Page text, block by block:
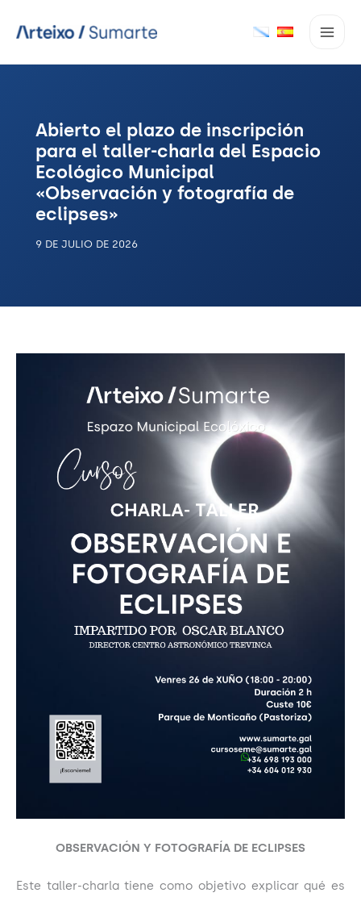
Abierto el plazo de inscripción
para el taller-charla del Espacio
Ecológico Municipal
«Observación y fotografía de
eclipses»
9 DE JULIO DE 2026
OBSERVACIÓN Y FOTOGRAFÍA DE ECLIPSES
Este taller-charla tiene como objetivo explicar qué es